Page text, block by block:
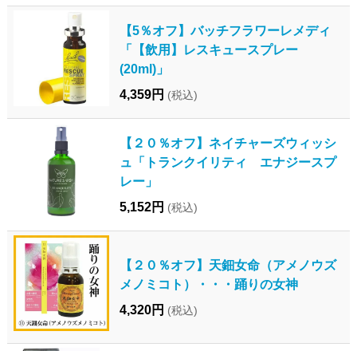
【5％オフ】バッチフラワーレメディ
「【飲用】レスキュースプレー
(20ml)」
4,359円 (税込)
【２０％オフ】ネイチャーズウィッシ
ュ「トランクイリティ エナジースプ
レー」
5,152円 (税込)
【２０％オフ】天鈿女命（アメノウズ
メノミコト）・・・踊りの女神
4,320円 (税込)